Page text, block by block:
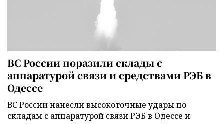
ВС России поразили склады с
аппаратурой связи и средствами РЭБ в
Одессе
ВС России нанесли высокоточные удары по
складам с аппаратурой связи РЭБ в Одессе и